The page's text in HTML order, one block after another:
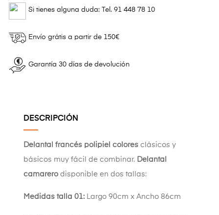
Si tienes alguna duda: Tel. 91 448 78 10
Envío grátis a partir de 150€
Garantía 30 días de devolución
DESCRIPCIÓN
Delantal francés polipiel colores clásicos y
básicos muy fácil de combinar. Delantal
camarero disponible en dos tallas:
Medidas talla 01: Largo 90cm x Ancho 86cm